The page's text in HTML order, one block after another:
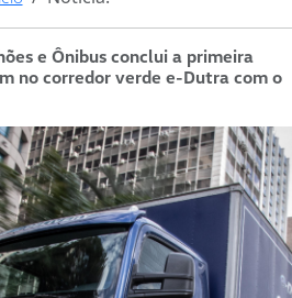
e Ônibus conclui a primeira
no corredor verde e-Dutra com o